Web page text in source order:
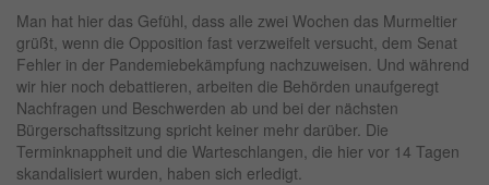
Man hat hier das Gefühl, dass alle zwei Wochen das Murmeltier
grüßt, wenn die Opposition fast verzweifelt versucht, dem Senat
Fehler in der Pandemiebekämpfung nachzuweisen. Und während
wir hier noch debattieren, arbeiten die Behörden unaufgeregt
Nachfragen und Beschwerden ab und bei der nächsten
Bürgerschaftssitzung spricht keiner mehr darüber. Die
Terminknappheit und die Warteschlangen, die hier vor 14 Tagen
skandalisiert wurden, haben sich erledigt.